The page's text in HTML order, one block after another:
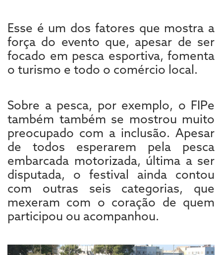
Esse é um dos fatores que mostra a
força do evento que, apesar de ser
focado em pesca esportiva, fomenta
o turismo e todo o comércio local.
Sobre a pesca, por exemplo, o FIPe
também também se mostrou muito
preocupado com a inclusão. Apesar
de todos esperarem pela pesca
embarcada motorizada, última a ser
disputada, o festival ainda contou
com outras seis categorias, que
mexeram com o coração de quem
participou ou acompanhou.